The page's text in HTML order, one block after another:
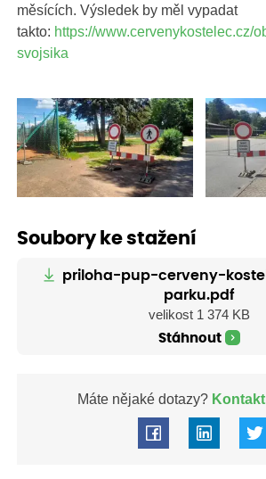
měsících. Výsledek by měl vypadat
takto: https://www.cervenykostelec.cz/
svojsika
Soubory ke stažení
priloha-pup-cerveny-
parku.pdf
velikost 1 374 KB
Stáhnout
Máte nějaké dotazy?